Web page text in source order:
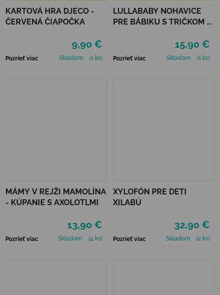
KARTOVÁ HRA DJECO -
ČERVENÁ ČIAPOČKA
9,90 €
Pozrieť viac Skladom (1 ks)
LULLABABY NOHAVICE
PRE BÁBIKU S TRIČKOM A
15,90 €
Pozrieť viac Skladom (1 ks)
MÁMY V REJŽI MAMOLÍNA
- KÚPANIE S AXOLOTLMI
13,90 €
Pozrieť viac Skladom (4 ks)
XYLOFÓN PRE DETI
XILABÚ
32,90 €
Pozrieť viac Skladom (2 ks)